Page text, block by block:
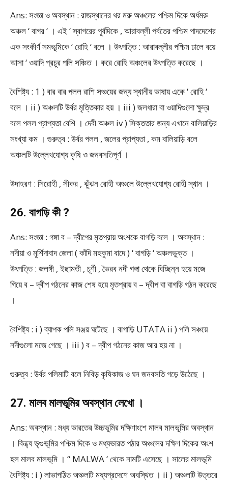
Ans: সংজ্ঞা ও অবস্থান : রাজস্থানের থর মরু অঞ্চলের পশ্চিম দিকে অর্ধমরু
অঞ্চল ‘ বাগর ‘ । এই ‘ স্বাগরের পূর্বদিকে , আরাবল্লী পর্বতের পশ্চিম পাদদেশের
এক সংকীর্ণ সমভূমিকে ‘ রোহি ‘ বলে । উৎপত্তি : আরাবল্লীর পশ্চিম ঢালে বয়ে
আসা ‘ ওয়াদি প্রচুর পলি সঞ্চিত । করে রোহি অঞ্চলের উৎপত্তি করেছে ।
বৈশিষ্ট্য : 1 ) বার বার পলল রাশি সঞ্চয়ের জন্য স্থানীয় ভাষায় একে ‘ রোহি ‘
বলে । ii ) অঞ্চলটি উর্বর মৃত্তিকার হয় । iii ) জলধারা বা ওয়াদিগুলো ক্ষুদ্র
বলে পলল প্রাপ্যতা বেশি । দেবী অঞ্চল iv ) সিক্ততার জন্য এখানে বালিয়াড়ির
সংখ্যা কম । গুরুত্ব : উর্বর পলল , জলের প্রাপ্যতা , কম বালিয়াড়ি বলে
অঞ্চলটি উল্লেখযোগ্য কৃষি ও জনবসতিপূর্ণ ।
উদাহরণ : সিরোহী , সীকর , ঝুঁঝন রোহী অঞ্চলে উল্লেখযোগ্য রোহী স্থান ।
26. বাগড়ি কী ?
Ans: সংজ্ঞা : গঙ্গা ব – দ্বীপের মৃতপ্রায় অংশকে বাগড়ি বলে । অবস্থান :
নদীয়া ও মুর্শিদাবাদ জেলা ( কাঁদি মহকুমা বাদে ) ‘ বাগড়ি ‘ অঞ্চলভুক্ত ।
উৎপত্তি : জলঙ্গী , ইছামতী , চূর্ণী , ভৈরব নদী গঙ্গা থেকে বিচ্ছিন্ন হয়ে মজে
গিয়ে ব – দ্বীপ গঠনের কাজ শেষ হয়ে মৃতপ্রায় ব – দ্বীপ বা বাগড়ি গঠন করেছে
।
বৈশিষ্ট্য : i ) ব্যাপক পলি সঞ্জয় ঘটেছে । বাগাড়ি UTATA ii ) পলি সঞ্চয়ে
নদীগুলো মজে গেছে । iii ) ব – দ্বীপ গঠনের কাজ আর হয় না ।
গুরুত্ব : উর্বর পলিমাটি বলে নিবিড় কৃষিকাজ ও ঘন জনবসতি গড়ে উঠেছে ।
27. মালব মালভূমির অবস্থান লেখো ।
Ans: অবস্থান : মধ্য ভারতের উচ্চভূমির দক্ষিণাংশে মালব মালভূমির অবস্থান
। বিন্ধ্য ভৃগুভূমির পশ্চিম দিকে ও মধ্যভারত পঠার অঞ্চলের দক্ষিণ দিকের অংশ
হল মালব মালভূমি । “ MALWA ‘ থেকে নামটি এসেছে । সালের মালভূমি
বৈশিষ্ট্য : i ) লাভাগঠিত অঞ্চলটি মধ্যপ্রদেশে অবস্থিত । ii ) অঞ্চলটি উত্তরে